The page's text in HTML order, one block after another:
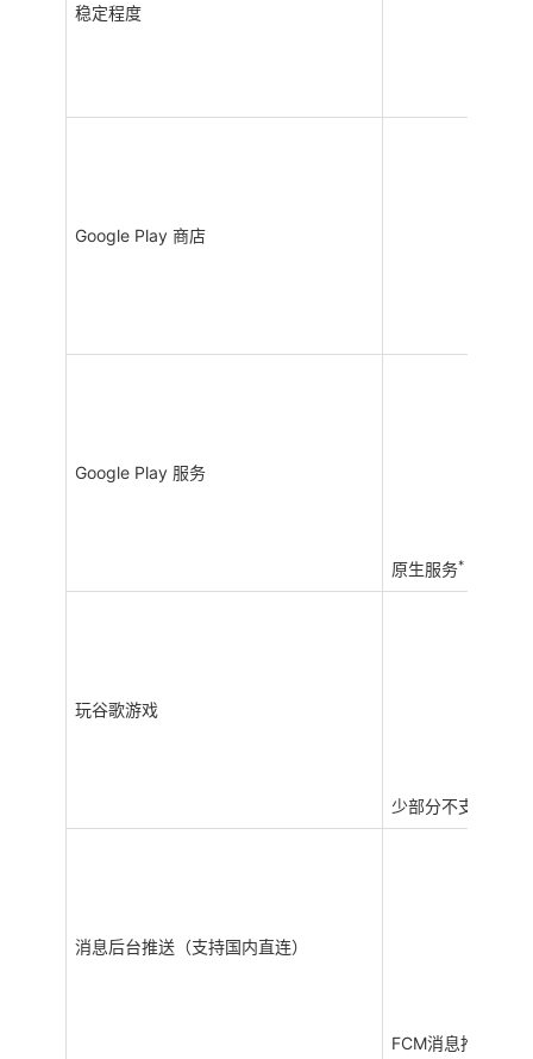
稳定程度
Google Play 商店
Google Play 服务
原生服务*
玩谷歌游戏
少部分不支持
消息后台推送（支持国内直连）
FCM消息推送